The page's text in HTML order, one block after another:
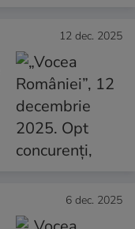
12 dec. 2025
6 dec. 2025